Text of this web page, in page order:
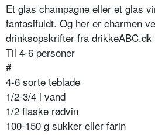
Et glas champagne eller et glas
fantasifuldt. Og her er charmen
drinksopskrifter fra
Til 4-6 personer
#
4-6 sorte teblade
1/2-3/4 l vand
1/2 flaske rødvin
100-150 g sukker eller farin